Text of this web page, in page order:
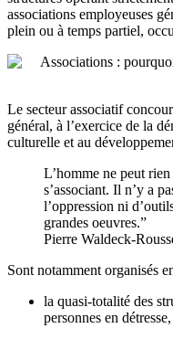
associations employeuses
plein ou à temps partiel,
Le secteur associatif
général, à l’exercice de la
culturelle et au
L’homme ne peut
s’associant. Il n’y a
l’oppression ni
grandes oeuvres.”
Pierre Waldeck-
Sont notamment organisés
la quasi-totalité des
personnes en détresse,